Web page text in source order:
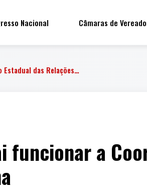
Nacional Câmaras de
Estadual das Relações…
funcionar a